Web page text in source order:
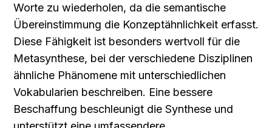
Worte zu wiederholen, da die semantische
Übereinstimmung die Konzeptähnlichkeit erfasst.
Diese Fähigkeit ist besonders wertvoll für die
Metasynthese, bei der verschiedene Disziplinen
ähnliche Phänomene mit unterschiedlichen
Vokabularien beschreiben. Eine bessere
Beschaffung beschleunigt die Synthese und